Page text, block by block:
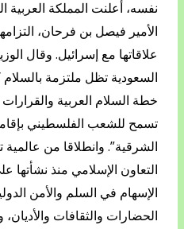
نفسه، أعلنت المملكة العربية
الأمير فيصل بن فرحان،
علاقاتها مع إسرائيل. وقال
السعودية تظل ملتزمة
خطة السلام العربية
تسمح للشعب الفلسطيني
الشرقية”. وانطلاقا من
التعاون الإسلامي منذ نشأتها
الإسهام في السلم والأمن
الحضارات والثقافات والأديان،